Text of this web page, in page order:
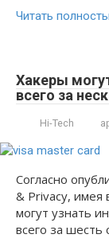
Читать
Хакеры
всего за
Hi-Tech
Согласно
& Privacy, имея
могут узнать
всего за шесть